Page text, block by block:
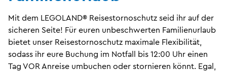
Mit dem LEGOLAND® Reisestornoschutz seid ihr auf der
sicheren Seite! Für euren unbeschwerten Familienurlaub
bietet unser Reisestornoschutz maximale Flexibilität,
sodass ihr eure Buchung im Notfall bis 12:00 Uhr einen
Tag VOR Anreise umbuchen oder stornieren könnt. Egal,